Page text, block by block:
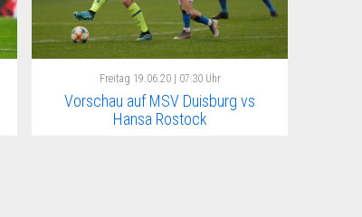
Freitag 19.06.20 | 07:30 Uhr
Vorschau auf MSV Duisburg vs
Hansa Rostock